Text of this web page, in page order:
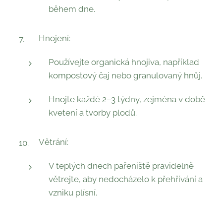
během dne.
Hnojení:
Používejte organická hnojiva, například
kompostový čaj nebo granulovaný hnůj.
Hnojte každé 2–3 týdny, zejména v době
kvetení a tvorby plodů.
Větrání:
V teplých dnech pařeniště pravidelně
větrejte, aby nedocházelo k přehřívání a
vzniku plísní.